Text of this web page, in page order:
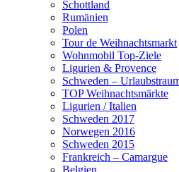
Schottland
Rumänien
Polen
Tour de Weihnachtsmarkt
Wohnmobil Top-Ziele
Ligurien & Provence
Schweden –
TOP Weihnachtsmärkte
Ligurien / Italien
Schweden 2017
Norwegen 2016
Schweden 2015
Frankreich – Camargue
Belgien